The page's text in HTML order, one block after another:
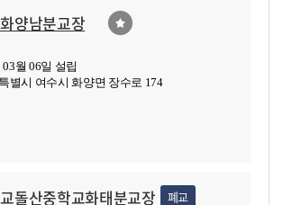
양남분교장
월 06일 설립
별시 여수시 화양면 장수로 174
돌산중학교화태분교장 폐교